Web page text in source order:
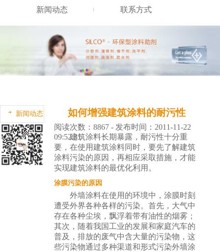
新闻动态 联系方式
新闻动态 如何增强建筑涂料的耐污性
阅读次数：8867 - 发布时间：2011-11-22
09:52:31
建筑涂料长期暴露，耐污性十分重
要，在使用建筑涂料同时，要先了解建筑
涂料污染的原因，再相应采取措施，才能
实现建筑涂料的最优化利用。
涂膜污染的原因
外墙涂料在使用的环境中，涂膜时刻
遭受外界各种各样的污染。首先，大气中
存在各种尘埃，飘浮着带有油性的烟雾；
其次，随着我国工业的发展和家庭汽车的
普及，排放的废气中含大量的污染物，这
些污染物通过多种渠道和形式污染外墙涂